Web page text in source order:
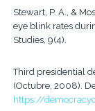
Stewart, P. A., &
eye blink rates
Studies, 9(4).
Third presidential
(Octubre, 2008).
https://